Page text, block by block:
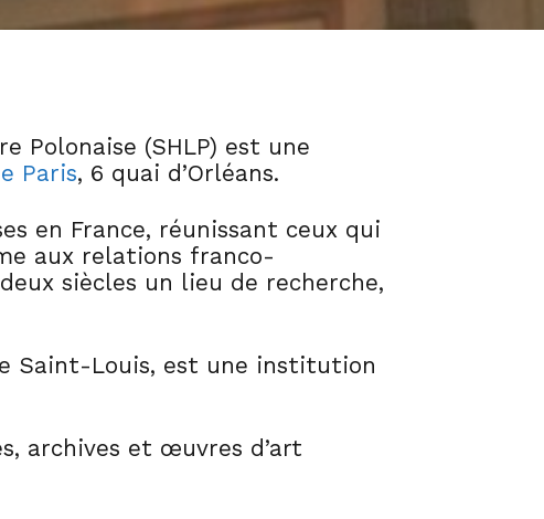
Polonaise (SHLP) est une
Paris, 6 quai d’Orléans.
en France, réunissant ceux qui
aux relations franco-
siècles un lieu de recherche,
Saint-Louis, est une institution
archives et œuvres d’art